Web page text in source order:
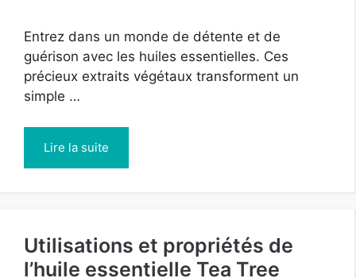
Entrez dans un monde de détente et de
guérison avec les huiles essentielles. Ces
précieux extraits végétaux transforment un
simple …
Lire la suite
Utilisations et propriétés de
l’huile essentielle Tea Tree